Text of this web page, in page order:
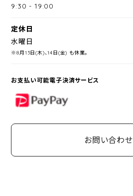
9:30 -19:00
定休日
水曜日
※8月13日(木)、14日(金) も休業。
お支払い可能電子決済サービス
PayPay
お問い合わせ